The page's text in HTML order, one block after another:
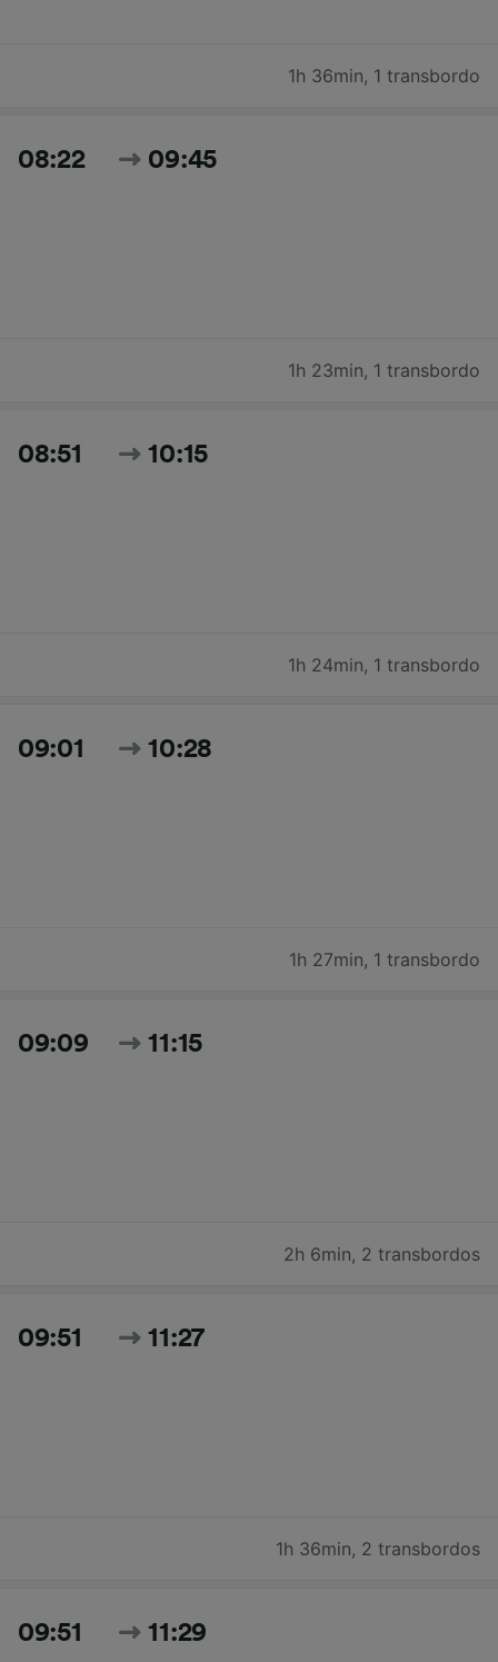
1h 36min, 1 transbordo
08:22 09:45
1h 23min, 1 transbordo
08:51 10:15
1h 24min, 1 transbordo
09:01 10:28
1h 27min, 1 transbordo
09:09 11:15
2h 6min, 2 transbordos
09:51 11:27
1h 36min, 2 transbordos
09:51 11:29